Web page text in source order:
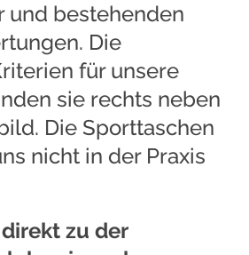
und bestehenden
Die
für unsere
sie rechts neben
Die Sporttaschen
nicht in der Praxis
zu der